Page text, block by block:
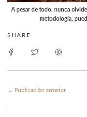
A pesar de todo, nunca
metodología,
SHARE
← Publicación anterior